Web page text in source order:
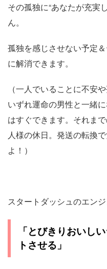
その孤独に“あなたが充実
ん。
孤独を感じさせない予定
に解消できます。
（一人でいることに不安
いずれ運命の男性と一緒
はすぐできます。それま
人様の休日。発送の転換
よ！）
スタートダッシュのエン
「とびきりおいし
トさせる」